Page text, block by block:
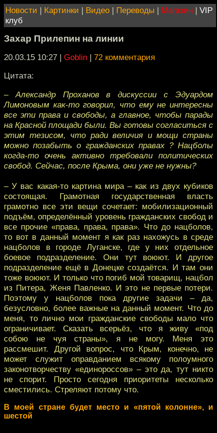
Новости | Картинки | Видео | Переводы | Магазин | VIP
клуб
Захар Прилепин на линии
20.03.15 10:27 | Goblin | 72 комментария
Цитата:
– Александр Проханов в дискуссии с Эдуардом
Лимоновым как-то говорил, что ему не интересны
все эти права и свободы, а главное, чтобы парады
на Красной площади были. Вы готовы согласиться с
этим тезисом, что ради величия и мощи страны
можно позабыть о гражданских правах ? Нацболы
когда-то очень активно требовали политических
свобод. Сейчас, после Крыма, они уже не нужны?
– У вас какая-то картина мира – как из двух кубиков
состоящая. Грамотная государственная власть
грамотно все эти вещи сочетает: мобилизационный
подъём, определённый уровень гражданских свобод и
все прочие «права, права, права». Что до нацболов,
то вот в данный момент я как раз нахожусь в среде
нацболов в городе Луганске, где у них отдельное
боевое подразделение. Они тут воюют. И другое
подразделение ещё в Донецке создаётся. И там они
тоже воюют. И только что погиб мой товарищ, нацбол
из Питера, Женя Павленко. И это не первые потери.
Поэтому у нацболов пока другие задачи – да,
безусловно, более важные на данный момент. Что до
меня, то лично мои гражданские свободы мало что
ограничивает. Сказать всерьёз, что я живу «под
собою не чуя страны», я не могу. Меня это
рассмешит. Другой вопрос, что Крым, конечно, не
может служит оправданием всякому полоумного
законотворчеству «единороссов» – это да, тут никто
не спорит. Просто сегодня приоритеты несколько
сместились. Стреляют потому что.
В моей стране будет место и «пятой колонне», и
шестой